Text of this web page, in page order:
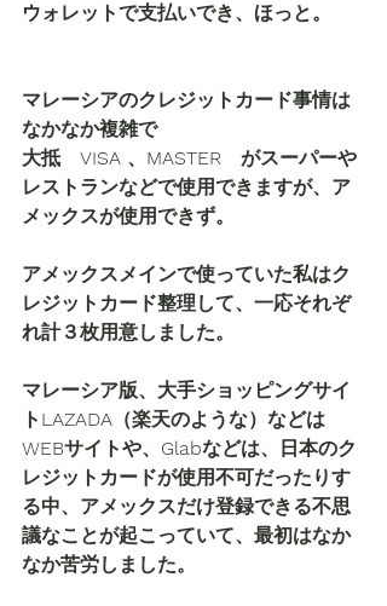
ウォレットで支払いでき、ほっと。
マレーシアのクレジットカード事情は
なかなか複雑で
大抵　VISA 、MASTER　がスーパーや
レストランなどで使用できますが、ア
メックスが使用できず。
アメックスメインで使っていた私はク
レジットカード整理して、一応それぞ
れ計３枚用意しました。
マレーシア版、大手ショッピングサイ
トLAZADA（楽天のような）などは
WEBサイトや、Glabなどは、日本のク
レジットカードが使用不可だったりす
る中、アメックスだけ登録できる不思
議なことが起こっていて、最初はなか
なか苦労しました。